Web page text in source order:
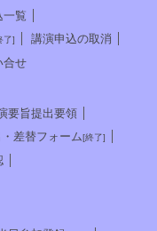
一覧
了]
講演申込の取消
合せ
要旨提出要領
差替フォーム[終了]